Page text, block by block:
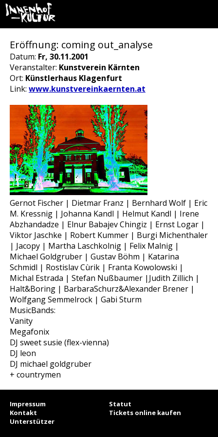
Eröffnung: coming out_analyse
Datum: Fr, 30.11.2001
Veranstalter: Kunstverein Kärnten
Ort: Künstlerhaus Klagenfurt
Link: www.kunstvereinkaernten.at
Gernot Fischer | Dietmar Franz | Bernhard Wolf | Eric
M. Kressnig | Johanna Kandl | Helmut Kandl | Irene
Abzhandadze | Elnur Babajev Chingiz | Ernst Logar |
Viktor Jaschke | Robert Kummer | Burgi Michenthaler
| Jacopy | Martha Laschkolnig | Felix Malnig |
Michael Goldgruber | Gustav Böhm | Katarina
Schmidl | Rostislav Cùrik | Franta Kowolowski |
Michal Estrada | Stefan Nußbaumer |Judith Zillich |
Halt&Boring | BarbaraSchurz&Alexander Brener |
Wolfgang Semmelrock | Gabi Sturm
MusicBands:
Vanity
Megafonix
DJ sweet susie (flex-vienna)
DJ leon
DJ michael goldgruber
+ countrymen
Impressum
Statut
Kontakt
Tickets online kaufen
Unterstützer